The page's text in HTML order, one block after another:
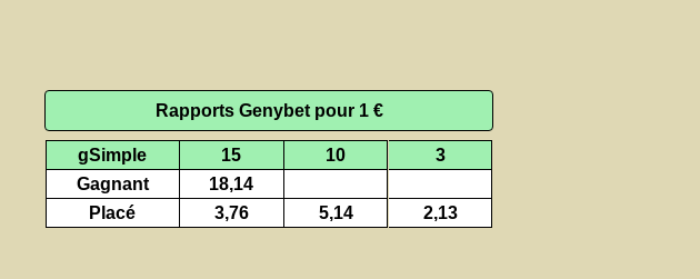
Rapports Genybet pour 1 €
gSimple 15 10
3
Gagnant
18,14
Placé
3,76 5,14 2,13